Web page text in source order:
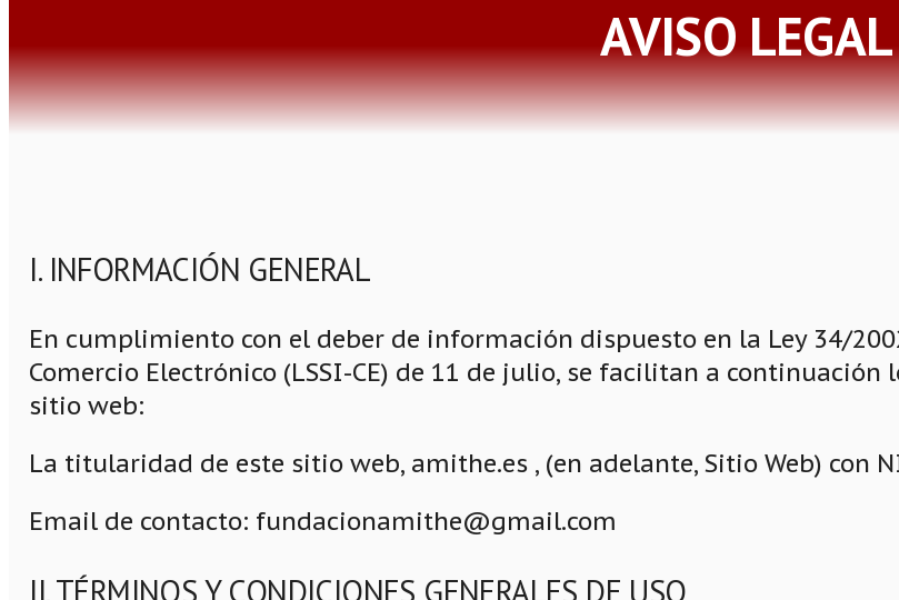
AVISO LEGAL
I. INFORMACIÓN GENERAL
En cumplimiento con el deber de información dispuesto en la Ley 34/
Comercio Electrónico (LSSI-CE) de 11 de julio, se facilitan a
sitio web:
La titularidad de este sitio web, amithe.es , (en adelante, Sitio Web) con
Email de contacto: fundacionamithe@gmail.com
II. TÉRMINOS Y CONDICIONES GENERALES DE USO